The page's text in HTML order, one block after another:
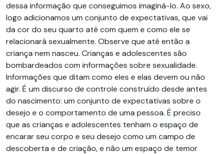
dessa informação que conseguimos imaginá-lo. Ao sexo,
logo adicionamos um conjunto de expectativas, que vai
da cor do seu quarto até com quem e como ele se
relacionará sexualmente. Observe que até então a
criança nem nasceu. Crianças e adolescentes são
bombardeados com informações sobre sexualidade.
Informações que ditam como eles e elas devem ou não
agir. É um discurso de controle construído desde antes
do nascimento: um conjunto de expectativas sobre o
desejo e o comportamento de uma pessoa. É preciso
que as crianças e adolescentes tenham o espaço de
encarar seu corpo e seu desejo como um campo de
descoberta e de criação, e não um espaço de temor